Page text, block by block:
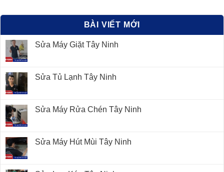
BÀI VIẾT MỚI
Sửa Máy Giặt Tây Ninh
Sửa Tủ Lạnh Tây Ninh
Sửa Máy Rửa Chén Tây Ninh
Sửa Máy Hút Mùi Tây Ninh